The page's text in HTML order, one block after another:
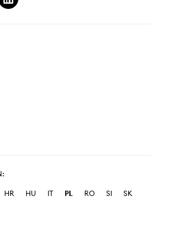
HR HU IT PL RO SI
SK